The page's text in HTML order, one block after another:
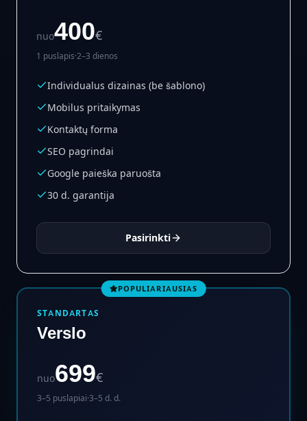
nuo400€
1 puslapis·2–3 dienos
Individualus dizainas (be šablono)
Mobilus pritaikymas
Kontaktų forma
SEO pagrindai
Google paieška paruošta
30 d. garantija
Pasirinkti
POPULIARIAUSIAS
STANDARTAS
Verslo
nuo699€
3–5 puslapiai·3–5 d. d.